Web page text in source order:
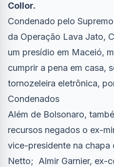
Collor.
Condenado pelo
da Operação Lava Jato,
um presídio em Maceió,
cumprir a pena em casa,
tornozeleira eletrônica,
Condenados
Além de Bolsonaro,
recursos negados o ex-
vice-presidente na chapa
Netto; Almir Garnier, ex-